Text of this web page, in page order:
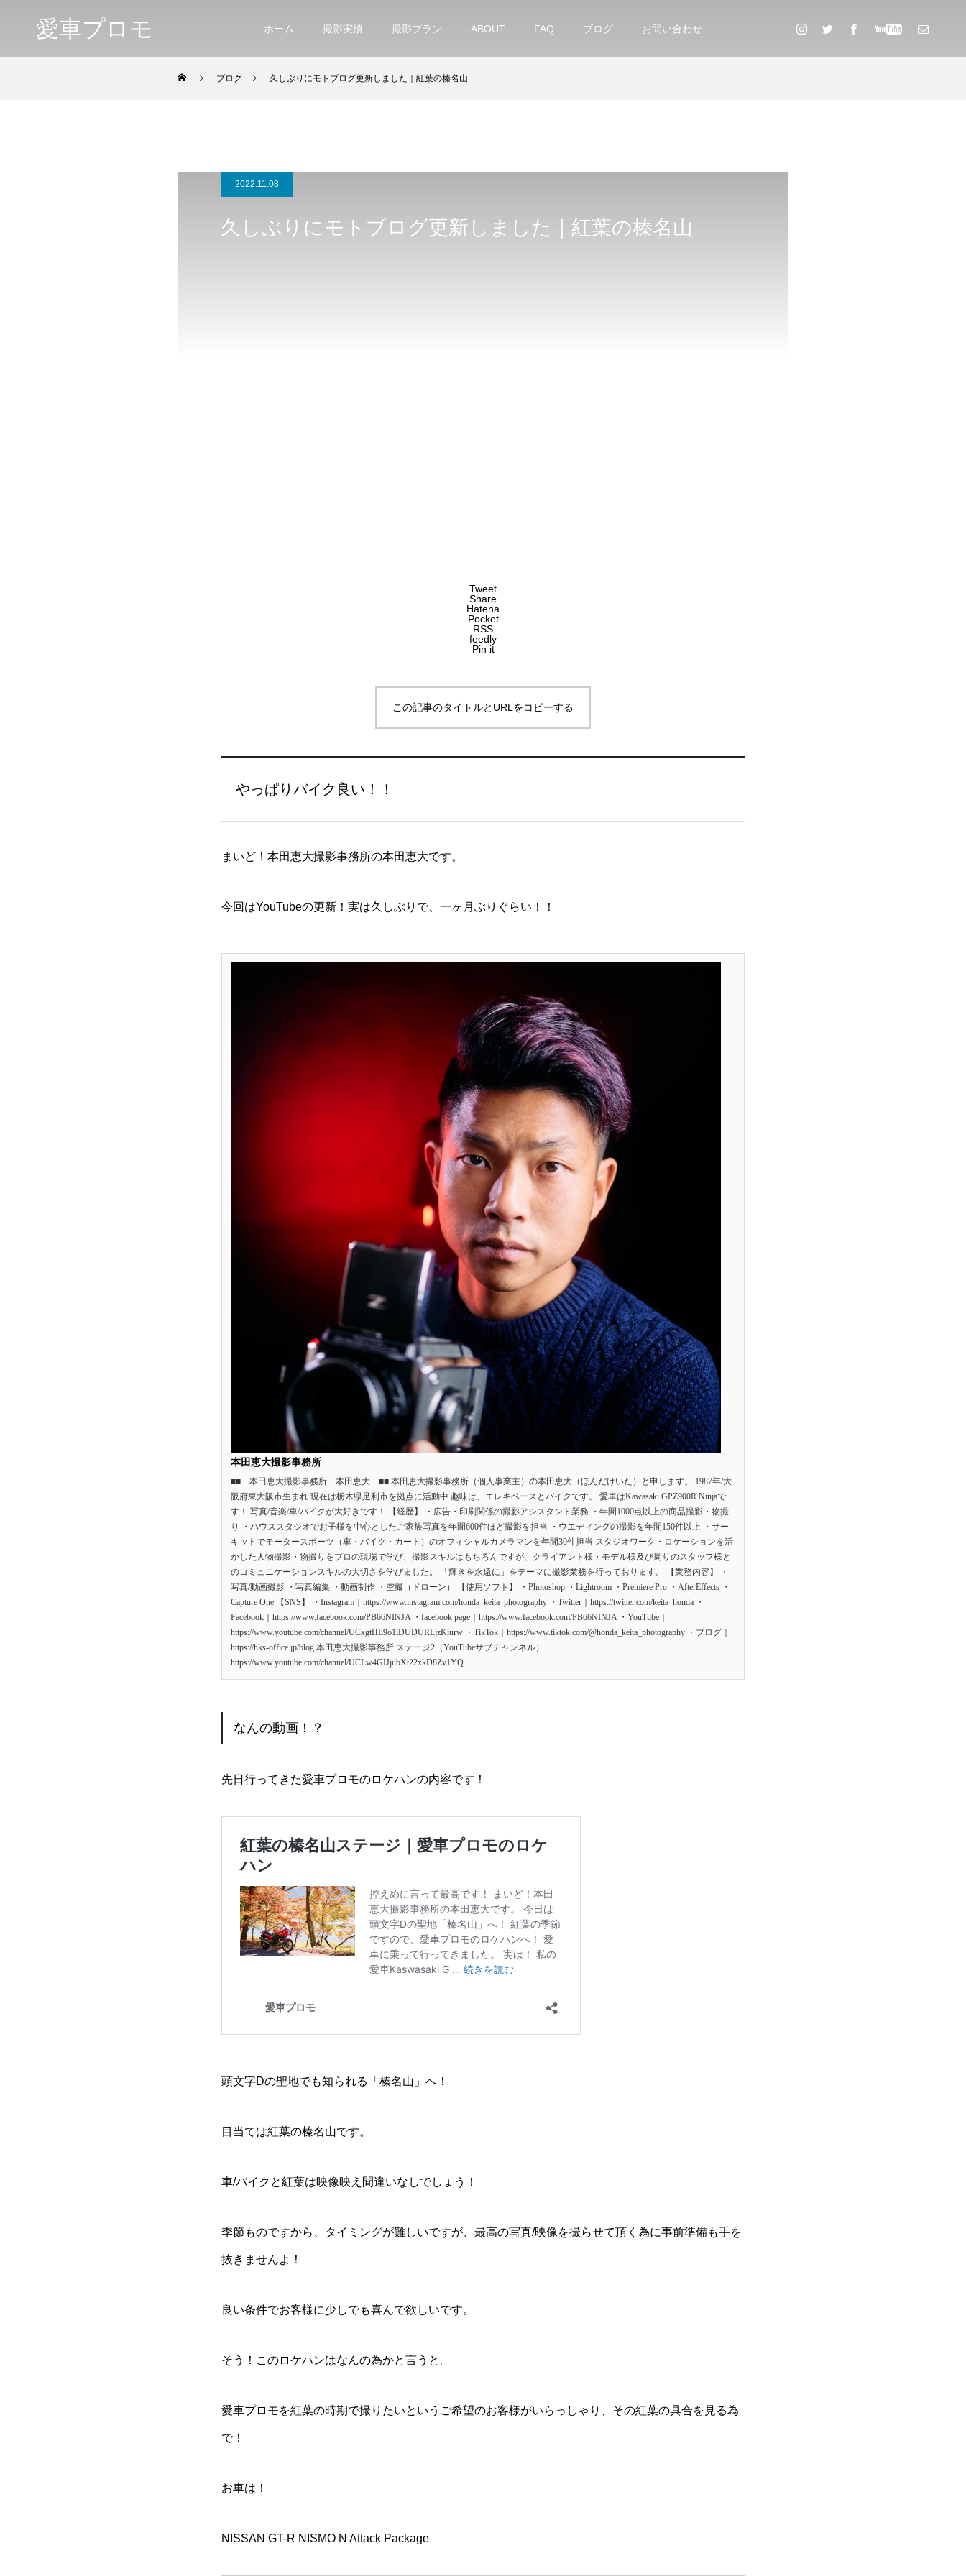
愛車プロモ ホーム 撮影実績 撮影プラン ABOUT FAQ ブログ お問い合わせ
ブログ 久しぶりにモトブログ更新しました｜紅葉の榛名山
2022.11.08
久しぶりにモトブログ更新しました｜紅葉の榛名山
Tweet
Share
Hatena
Pocket
RSS
feedly
Pin it
この記事のタイトルとURLをコピーする
やっぱりバイク良い！！
まいど！本田恵大撮影事務所の本田恵大です。
今回はYouTubeの更新！実は久しぶりで、一ヶ月ぶりぐらい！！
本田恵大撮影事務所
■■ 本田恵大撮影事務所 本田恵大 ■■ 本田恵大撮影事務所（個人事業主）の本田恵大（ほんだけいた）と申します。 1987年/大
阪府東大阪市生まれ 現在は栃木県足利市を拠点に活動中 趣味は、エレキベースとバイクです。 愛車はKawasaki GPZ900R Ninjaで
す！ 写真/音楽/車/バイクが大好きです！ 【経歴】 ・広告・印刷関係の撮影アシスタント業務 ・年間1000点以上の商品撮影・物撮
り ・ハウススタジオでお子様を中心としたご家族写真を年間600件ほど撮影を担当 ・ウエディングの撮影を年間150件以上 ・サー
キットでモータースポーツ（車・バイク・カート）のオフィシャルカメラマンを年間30件担当 スタジオワーク・ロケーションを活
かした人物撮影・物撮りをプロの現場で学び、撮影スキルはもちろんですが、クライアント様・モデル様及び周りのスタッフ様と
のコミュニケーションスキルの大切さを学びました。 「輝きを永遠に」をテーマに撮影業務を行っております。 【業務内容】 ・
写真/動画撮影 ・写真編集 ・動画制作 ・空撮（ドローン） 【使用ソフト】 ・Photoshop ・Lightroom ・Premiere Pro ・AfterEffects ・
Capture One 【SNS】 ・Instagram｜https://www.instagram.com/honda_keita_photography ・Twitter｜https://twitter.com/keita_honda ・
Facebook｜https://www.facebook.com/PB66NINJA ・facebook page｜https://www.facebook.com/PB66NINJA ・YouTube｜
https://www.youtube.com/channel/UCxgtHE9o1lDUDURLjzKiurw ・TikTok｜https://www.tiktok.com/@honda_keita_photography ・ブログ｜
https://hks-office.jp/blog 本田恵大撮影事務所 ステージ2（YouTubeサブチャンネル）
https://www.youtube.com/channel/UCLw4GIJjubXt22xkD8Zv1YQ
なんの動画！？
先日行ってきた愛車プロモのロケハンの内容です！
頭文字Dの聖地でも知られる「榛名山」へ！
目当ては紅葉の榛名山です。
車/バイクと紅葉は映像映え間違いなしでしょう！
季節ものですから、タイミングが難しいですが、最高の写真/映像を撮らせて頂く為に事前準備も手を
抜きませんよ！
良い条件でお客様に少しでも喜んで欲しいです。
そう！このロケハンはなんの為かと言うと。
愛車プロモを紅葉の時期で撮りたいというご希望のお客様がいらっしゃり、その紅葉の具合を見る為
で！
お車は！
NISSAN GT-R NISMO N Attack Package